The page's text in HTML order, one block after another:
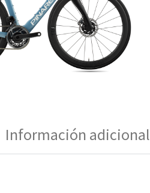
Información adicional